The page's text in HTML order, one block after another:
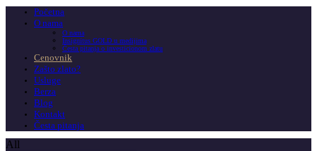
Početna
O nama
O nama
Insignitus GOLD u medijima
Česta pitanja o investicionom zlatu
Cenovnik
Zašto zlato?
Usluge
Berza
Blog
Kontakt
Česta pitanja
All